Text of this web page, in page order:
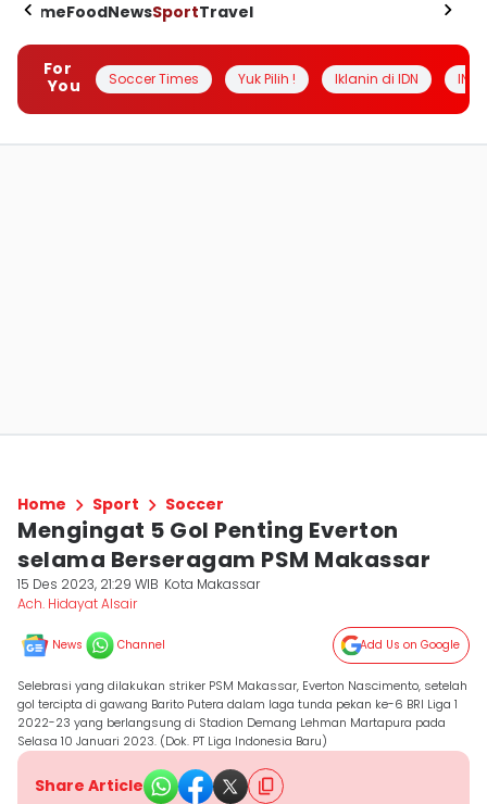
HomeFoodNewsSportTravel
For
You
Soccer Times Yuk Pilih ! Iklanin di IDN
Home Sport Soccer
Mengingat 5 Gol Penting Everton
selama Berseragam PSM Makassar
15 Des 2023, 21:29 WIB Kota Makassar
Ach. Hidayat Alsair
News Channel Add Us on Google
Selebrasi yang dilakukan striker PSM Makassar, Everton Nascimento, setelah
gol tercipta di gawang Barito Putera dalam laga tunda pekan ke-6 BRI Liga 1
2022-23 yang berlangsung di Stadion Demang Lehman Martapura pada
Selasa 10 Januari 2023. (Dok. PT Liga Indonesia Baru)
Share Article